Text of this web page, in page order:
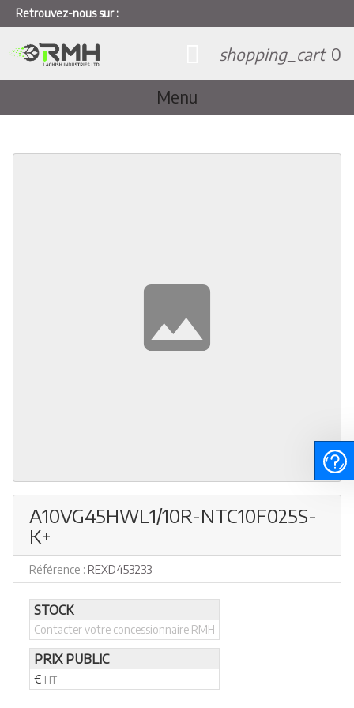
Retrouvez-nous sur :
Menu
shopping_cart 0
A10VG45HWL1/10R-NTC10F025S-
K+
Référence : REXD453233
STOCK
Contacter votre concessionnaire RMH
PRIX PUBLIC
€ HT